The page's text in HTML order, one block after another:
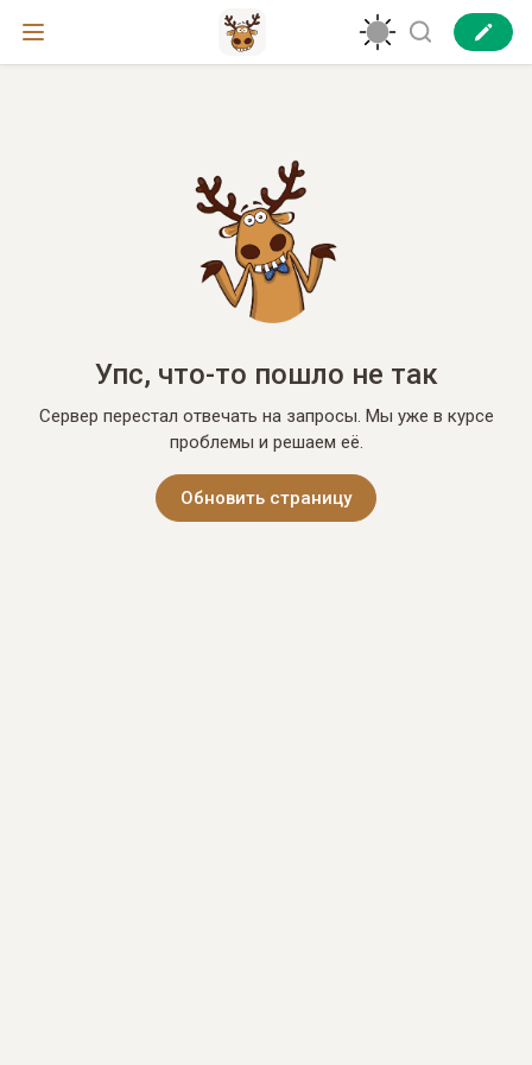
Упс, что-то пошло не так
Сервер перестал отвечать на запросы. Мы уже в курсе
проблемы и решаем её.
Обновить страницу